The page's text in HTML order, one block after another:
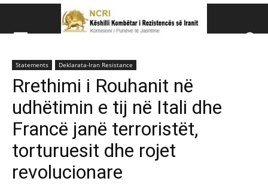
Këshillit Kombëtar të Rezistencës së Iranit (NCRI)
Statements Deklarata-Iran Resistance
Rrethimi i Rouhanit në
udhëtimin e tij në Itali dhe
Francë janë terroristët,
torturuesit dhe rojet
revolucionare